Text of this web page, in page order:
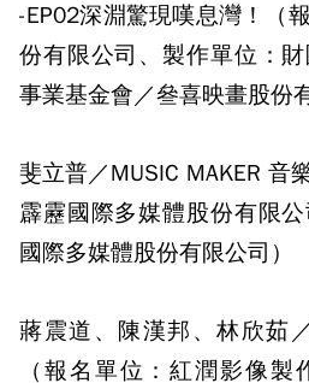
-EP02深淵驚現嘆息灣！（
份有限公司、製作單位：
事業基金會／叄喜映畫股份
斐立普／MUSIC MAKER 音
霹靂國際多媒體股份有限
國際多媒體股份有限公司）
蔣震道、陳漢邦、林欣茹
（報名單位：紅潤影像